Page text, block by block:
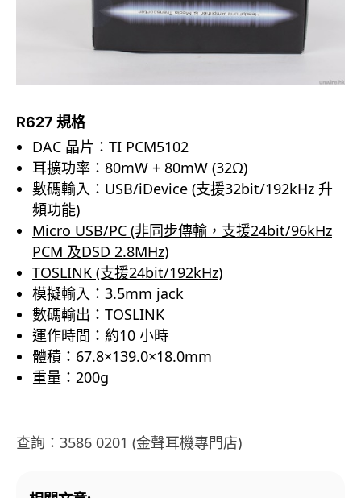
R627 規格
DAC 晶片：TI PCM5102
耳擴功率：80mW + 80mW (32Ω)
數碼輸入：USB/iDevice (支援32bit/192kHz 升
頻功能)
Micro USB/PC (非同步傳輸，支援24bit/96kHz
PCM 及DSD 2.8MHz)
TOSLINK (支援24bit/192kHz)
模擬輸入：3.5mm jack
數碼輸出：TOSLINK
運作時間：約10 小時
體積：67.8×139.0×18.0mm
重量：200g
查詢：3586 0201 (金聲耳機專門店)